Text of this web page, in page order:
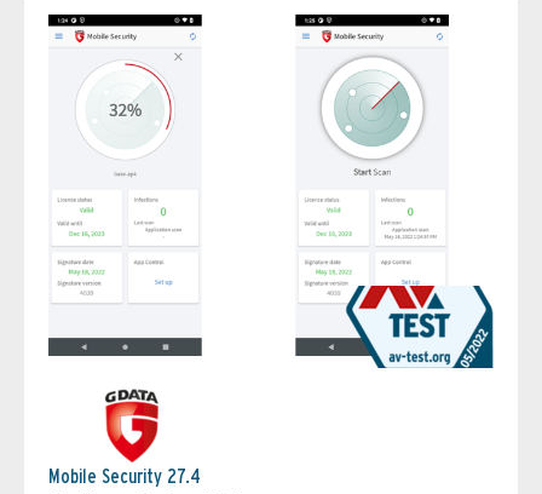
Mobile Security 27.4